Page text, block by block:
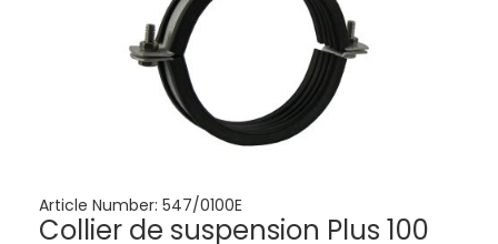
Article Number: 547/0100E
Collier de suspension Plus 100